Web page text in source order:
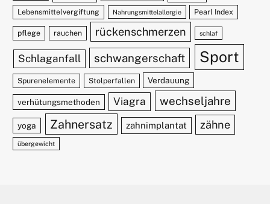
Lebensmittelvergiftung Nahrungsmittelallergie Pearl Index
pflege rauchen rückenschmerzen schlaf
Schlaganfall schwangerschaft Sport
Spurenelemente Stolperfallen Verdauung
verhütungsmethoden Viagra wechseljahre
yoga Zahnersatz zahnimplantat zähne
übergewicht